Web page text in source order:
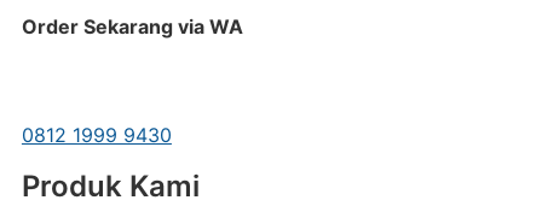
Order Sekarang via WA
0812 1999 9430
Produk Kami